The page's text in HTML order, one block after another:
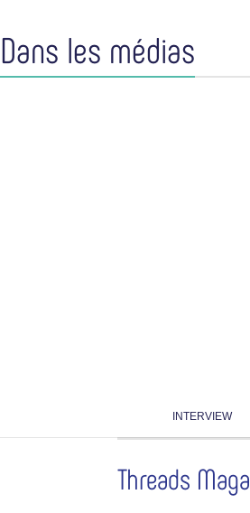
Dans les médias
INTERVIEW
Threads